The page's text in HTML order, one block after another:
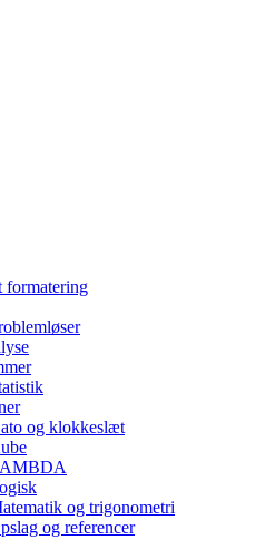
formatering
og klokkeslæt
og trigonometri
og referencer